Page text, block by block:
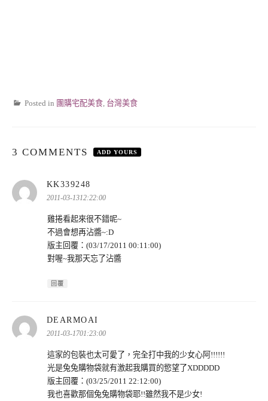
Posted in 團購宅配美食 台灣美食
3 COMMENTS ADD YOURS
KK339248
示:
2011-03-1312:22:00
雞捲看起來很不錯呢~
不過會想再沾醬~:D
版主回覆：(03/17/2011 00:11:00)
對喔~我那天忘了沾醬
回覆
DEARMOAI
示:
2011-03-1701:23:00
這家的包裝也太可愛了，完全打中我的少女心阿!!!!!!
光是兔兔購物袋就有激起我購買的慾望了XDDDDD
版主回覆：(03/25/2011 22:12:00)
我也喜歡那個兔兔購物袋耶!!雖然我不是少女!